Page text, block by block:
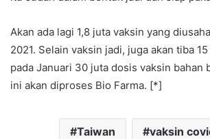
Akan ada lagi 1,8 juta vaksin yang
2021. Selain vaksin jadi, juga akan tiba
pada Januari 30 juta dosis vaksin bahan
ini akan diproses Bio Farma. [*]
Taiwan vaksin